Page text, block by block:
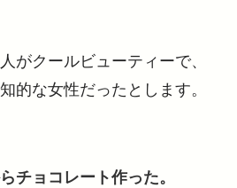
がクールビューティーで、
的な女性だったとします。
チョコレート作った。